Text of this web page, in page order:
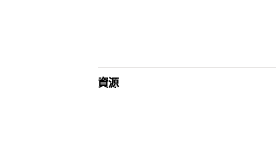
資源